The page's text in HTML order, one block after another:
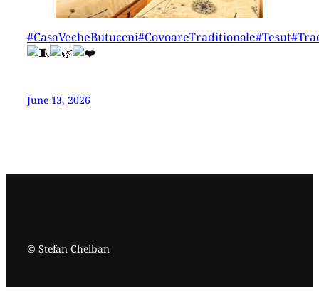
#CasaVecheButuceni#CovoareTraditionale#Tesut
June 13, 2026
© Ștefan Chelban